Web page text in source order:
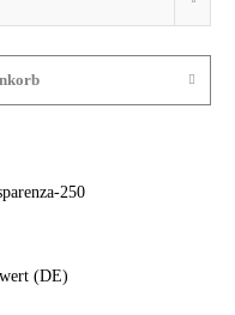
250
(DE)